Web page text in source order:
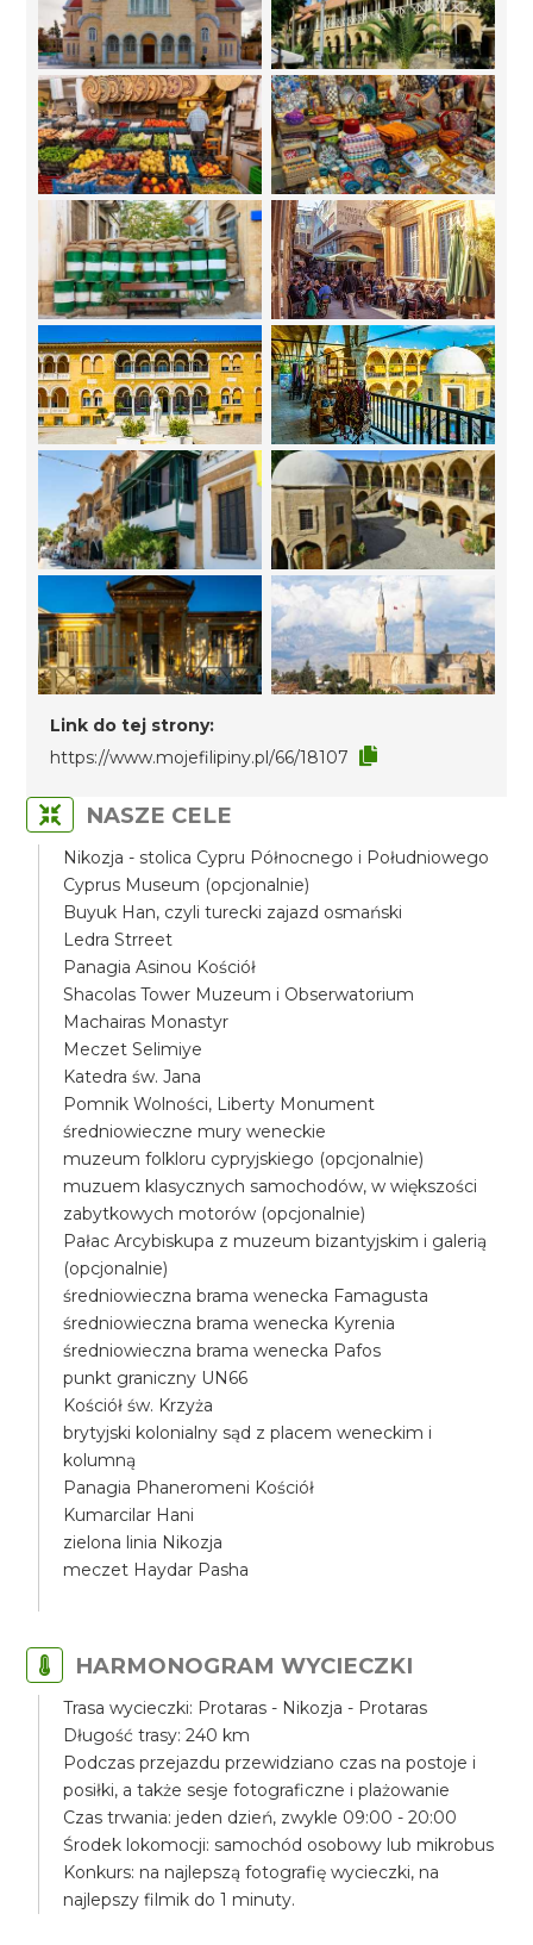
Link do tej strony:
https://www.mojefilipiny.pl/66/18107
NASZE CELE
Nikozja - stolica Cypru Północnego i Południowego
Cyprus Museum (opcjonalnie)
Buyuk Han, czyli turecki zajazd osmański
Ledra Strreet
Panagia Asinou Kościół
Shacolas Tower Muzeum i Obserwatorium
Machairas Monastyr
Meczet Selimiye
Katedra św. Jana
Pomnik Wolności, Liberty Monument
średniowieczne mury weneckie
muzeum folkloru cypryjskiego (opcjonalnie)
muzuem klasycznych samochodów, w większości
zabytkowych motorów (opcjonalnie)
Pałac Arcybiskupa z muzeum bizantyjskim i galerią
(opcjonalnie)
średniowieczna brama wenecka Famagusta
średniowieczna brama wenecka Kyrenia
średniowieczna brama wenecka Pafos
punkt graniczny UN66
Kościół św. Krzyża
brytyjski kolonialny sąd z placem weneckim i
kolumną
Panagia Phaneromeni Kościół
Kumarcilar Hani
zielona linia Nikozja
meczet Haydar Pasha
HARMONOGRAM WYCIECZKI
Trasa wycieczki: Protaras - Nikozja - Protaras
Długość trasy: 240 km
Podczas przejazdu przewidziano czas na postoje i
posiłki, a także sesje fotograficzne i plażowanie
Czas trwania: jeden dzień, zwykle 09:00 - 20:00
Środek lokomocji: samochód osobowy lub mikrobus
Konkurs: na najlepszą fotografię wycieczki, na
najlepszy filmik do 1 minuty.